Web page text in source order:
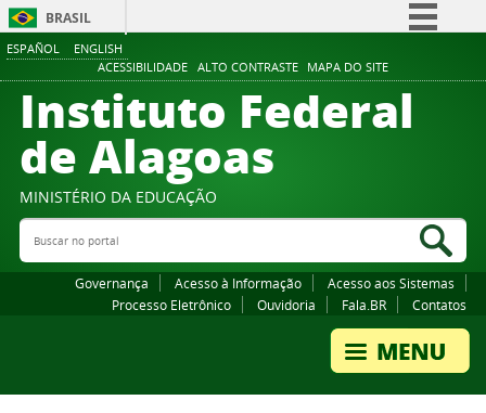
ESPAÑOL ENGLISH
ACESSIBILIDADE ALTO CONTRASTE MAPA DO SITE
BRASIL
Comunica BR
Participe
Canais
Instituto Federal
de Alagoas
MINISTÉRIO DA EDUCAÇÃO
Buscar no portal
Governança Acesso à Informação
Acesso aos Sistemas
Processo Eletrônico
Ouvidoria Fala.BR Contatos